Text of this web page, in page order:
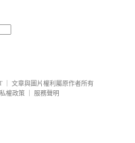
文章與圖片權利屬原作者所有
權政策
服務聲明